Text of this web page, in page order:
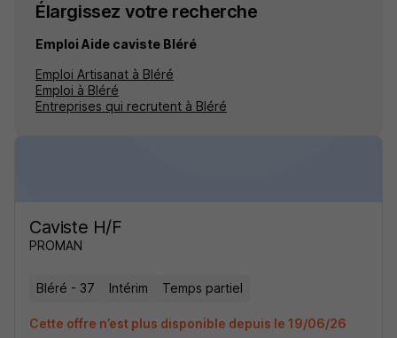
Élargissez votre recherche
Emploi Aide caviste Bléré
Emploi Artisanat à Bléré
Emploi à Bléré
Entreprises qui recrutent à Bléré
Caviste H/F
PROMAN
Bléré - 37 Intérim Temps partiel
Cette offre n’est plus disponible depuis le 19/06/26